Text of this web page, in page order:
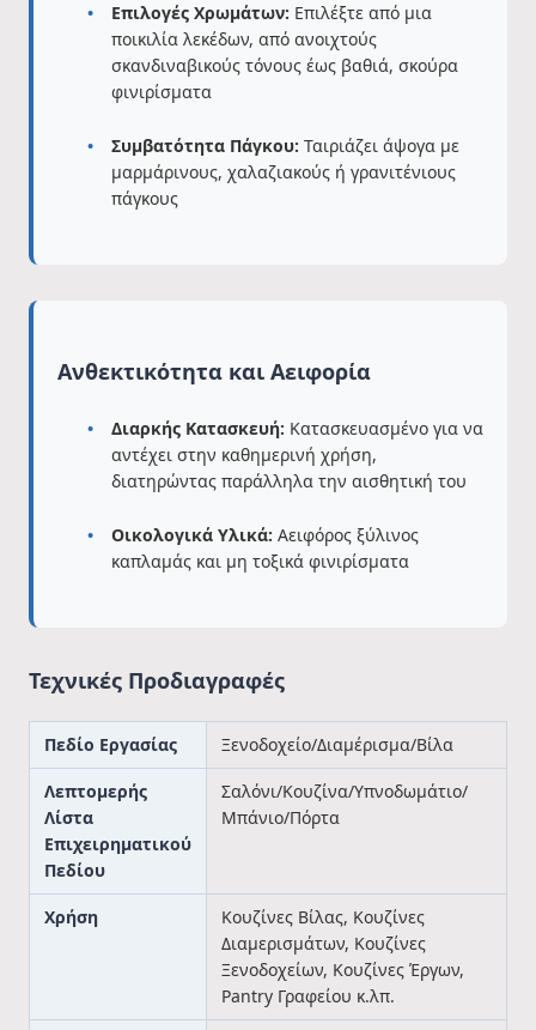
Επιλογές Χρωμάτων: Επιλέξτε από μια
ποικιλία λεκέδων, από ανοιχτούς
σκανδιναβικούς τόνους έως βαθιά, σκούρα
φινιρίσματα
Συμβατότητα Πάγκου: Ταιριάζει άψογα με
μαρμάρινους, χαλαζιακούς ή γρανιτένιους
πάγκους
Ανθεκτικότητα και Αειφορία
Διαρκής Κατασκευή: Κατασκευασμένο για να
αντέχει στην καθημερινή χρήση,
διατηρώντας παράλληλα την αισθητική του
Οικολογικά Υλικά: Αειφόρος ξύλινος
καπλαμάς και μη τοξικά φινιρίσματα
Τεχνικές Προδιαγραφές
Πεδίο Εργασίας Ξενοδοχείο/Διαμέρισμα/Βίλα
Λεπτομερής
Λίστα
Επιχειρηματικού
Πεδίου
Σαλόνι/Κουζίνα/Υπνοδωμάτιο/
Μπάνιο/Πόρτα
Χρήση
Κουζίνες Βίλας, Κουζίνες
Διαμερισμάτων, Κουζίνες
Ξενοδοχείων, Κουζίνες Έργων,
Pantry Γραφείου κ.λπ.